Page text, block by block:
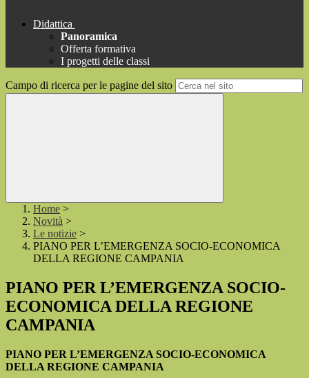
Didattica
Panoramica
Offerta formativa
I progetti delle classi
Campo di ricerca per le pagine del sito
Home >
Novità >
Le notizie >
PIANO PER L’EMERGENZA SOCIO‐ECONOMICA
DELLA REGIONE CAMPANIA
PIANO PER L’EMERGENZA SOCIO‐
ECONOMICA DELLA REGIONE
CAMPANIA
PIANO PER L’EMERGENZA SOCIO‐ECONOMICA
DELLA REGIONE CAMPANIA